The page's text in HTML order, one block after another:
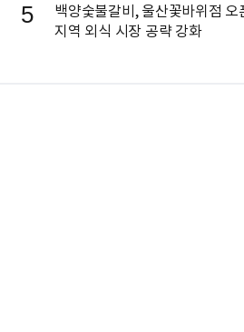
5
백양숯불갈비, 울산꽃바위점 오
지역 외식 시장 공략 강화